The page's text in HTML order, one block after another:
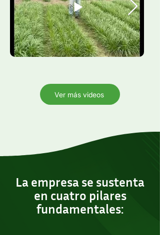
Ver más videos
La empresa se sustenta
en cuatro pilares
fundamentales: